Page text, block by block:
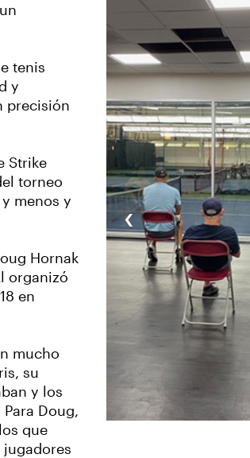
tenis
y
precisión
Strike
torneo
menos y
Hornak
organizó
en
mucho
su
y los
Doug,
que
‹